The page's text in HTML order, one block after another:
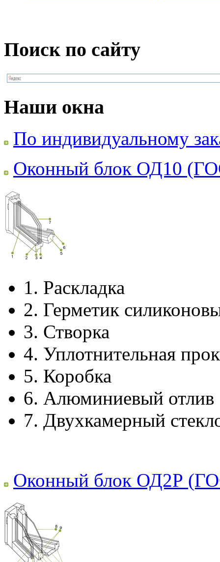
Поиск по сайту
Наши окна
По индивидуальному
Оконный блок ОД10
1. Раскладка
2. Герметик
3. Створка
4. Уплотнительная
5. Коробка
6. Алюминиевый отлив
7. Двухкамерный
Оконный блок ОД2Р